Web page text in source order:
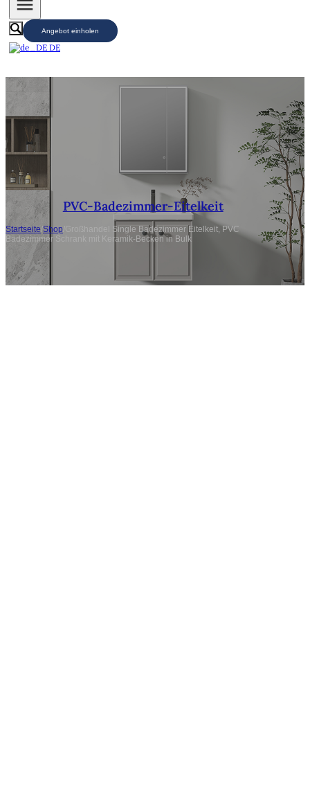
Angebot einholen
DE
PVC-Badezimmer-Eitelkeit
Startseite/Shop Großhandel Single Badezimmer Eitelkeit, PVC
Badezimmer Schrank mit Keramik-Becken in Bulk